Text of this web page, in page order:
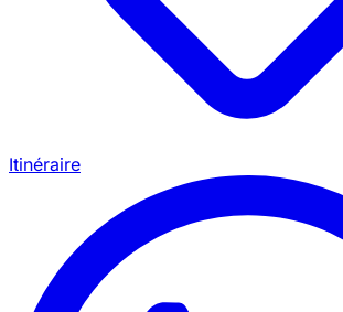
Itinéraire